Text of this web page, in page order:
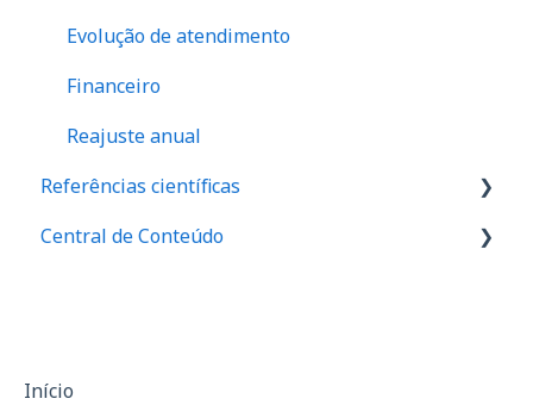
Evolução de atendimento
Financeiro
Reajuste anual
Referências científicas
Valores de referência de força
Assimetria
Central de Conteúdo
Casos de sucesso
Início